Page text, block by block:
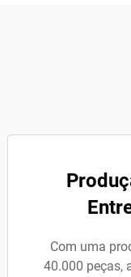
Com uma
40.000 peças,